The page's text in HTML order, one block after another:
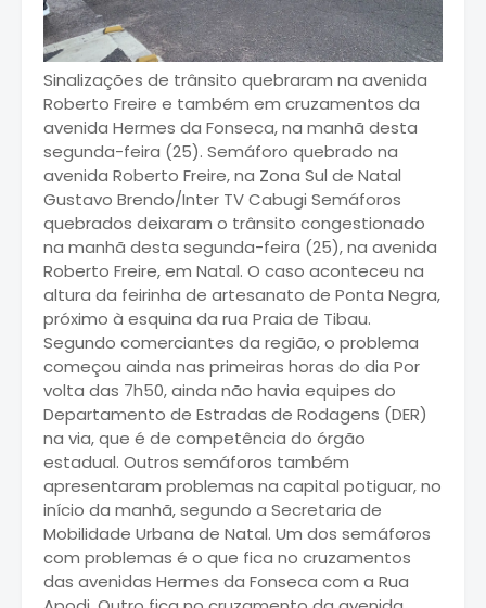
Sinalizações de trânsito quebraram na avenida
Roberto Freire e também em cruzamentos da
avenida Hermes da Fonseca, na manhã desta
segunda-feira (25). Semáforo quebrado na
avenida Roberto Freire, na Zona Sul de Natal
Gustavo Brendo/Inter TV Cabugi Semáforos
quebrados deixaram o trânsito congestionado
na manhã desta segunda-feira (25), na avenida
Roberto Freire, em Natal. O caso aconteceu na
altura da feirinha de artesanato de Ponta Negra,
próximo à esquina da rua Praia de Tibau.
Segundo comerciantes da região, o problema
começou ainda nas primeiras horas do dia Por
volta das 7h50, ainda não havia equipes do
Departamento de Estradas de Rodagens (DER)
na via, que é de competência do órgão
estadual. Outros semáforos também
apresentaram problemas na capital potiguar, no
início da manhã, segundo a Secretaria de
Mobilidade Urbana de Natal. Um dos semáforos
com problemas é o que fica no cruzamentos
das avenidas Hermes da Fonseca com a Rua